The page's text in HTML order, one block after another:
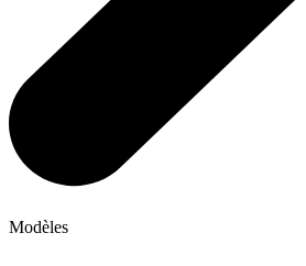
Modèles